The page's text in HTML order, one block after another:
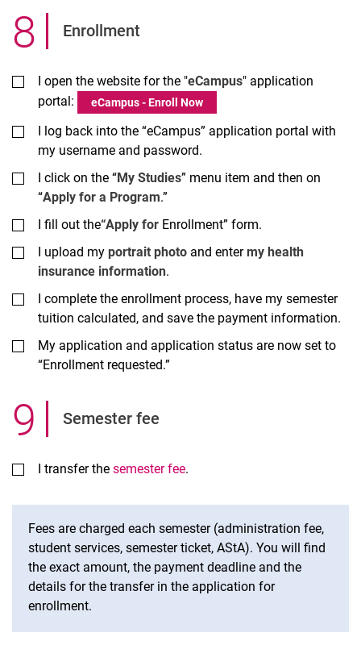
8. Enrollment
I open the website for the "eCampus" application
portal:
eCampus - Enroll Now
I log back into the “eCampus” application portal with
my username and password.
I click on the “My Studies” menu item and then on
“Apply for a Program.”
I fill out the“Apply for Enrollment” form.
I upload my portrait photo and entermy health
insurance information.
I complete the enrollment process, have my semester
tuition calculated, and save the payment information.
My application and application status are now set to
“Enrollment requested.”
9 . Semester fee
I transfer the semester fee.
Fees are charged each semester (administration fee,
student services, semester ticket, AStA). You will find
the exact amount, the payment deadline and the
details for the transfer in the application for
enrollment.